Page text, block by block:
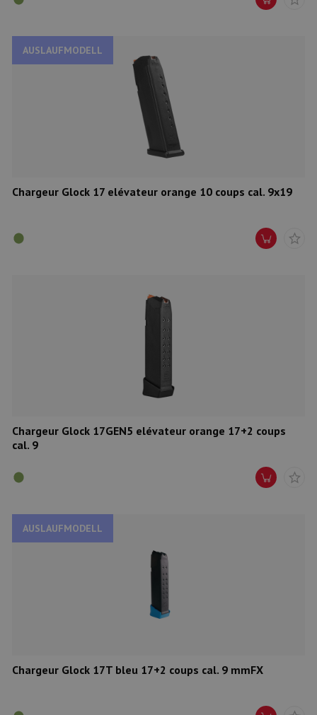
AUSLAUFMODELL
Chargeur Glock 17 elévateur orange 10 coups cal. 9x19
Chargeur Glock 17GEN5 elévateur orange 17+2 coups
cal. 9
AUSLAUFMODELL
Chargeur Glock 17T bleu 17+2 coups cal. 9 mmFX